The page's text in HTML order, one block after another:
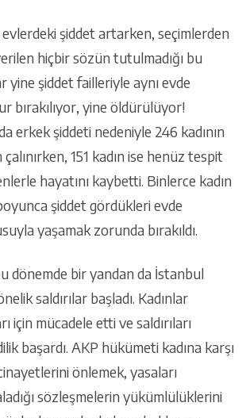
evlerdeki şiddet artarken, seçimlerden
hiçbir sözün tutulmadığı bu
yine şiddet failleriyle aynı evde
bırakılıyor, yine öldürülüyor!
erkek şiddeti nedeniyle 246 kadının
151 kadın ise henüz tespit
hayatını kaybetti. Binlerce kadın
şiddet gördükleri evde
yaşamak zorunda bırakıldı.
dönemde bir yandan da İstanbul
saldırılar başladı. Kadınlar
için mücadele etti ve saldırıları
başardı. AKP hükümeti kadına karşı
önlemek, yasaları
sözleşmelerin yükümlülüklerini